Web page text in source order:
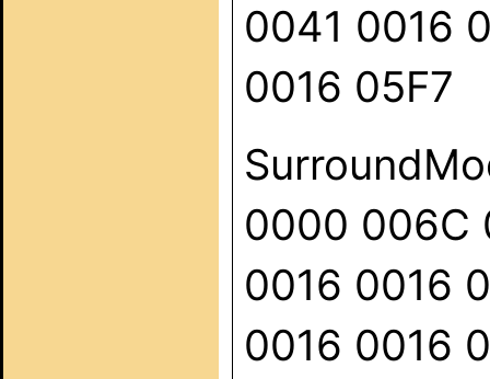
0041 0016
0016 05F7
0000 006C
0016 0016
0016 0016